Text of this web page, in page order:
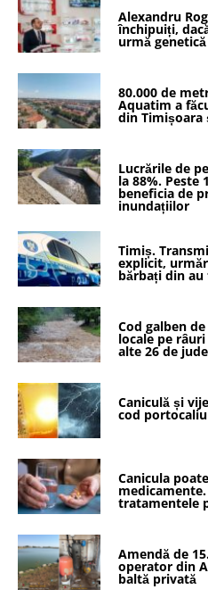
Alexandru
închipuiți,
urmă
80.000 de
Aquatim a
din
Lucrările de
la 88%. Peste
beneficia de
inundațiilor
Timiș.
explicit,
bărbați din
Cod galben
locale pe
alte 26 de
Caniculă și
cod portocaliu
Canicula
tratamentele
Amendă de
operator din
baltă privată